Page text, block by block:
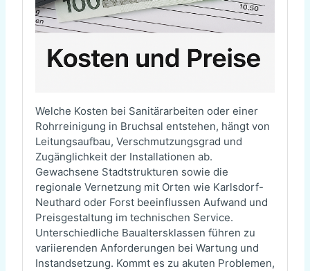
Welche Kosten bei Sanitärarbeiten oder einer
Rohrreinigung in Bruchsal entstehen, hängt von
Leitungsaufbau, Verschmutzungsgrad und
Zugänglichkeit der Installationen ab.
Gewachsene Stadtstrukturen sowie die
regionale Vernetzung mit Orten wie Karlsdorf-
Neuthard oder Forst beeinflussen Aufwand und
Preisgestaltung im technischen Service.
Unterschiedliche Baualtersklassen führen zu
variierenden Anforderungen bei Wartung und
Instandsetzung. Kommt es zu akuten Problemen,